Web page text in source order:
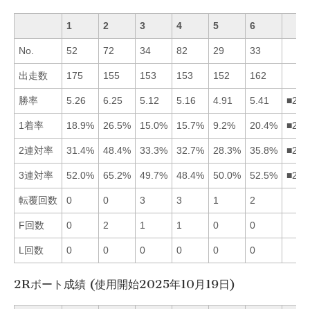
1 2 3 4 5 6
No. 52 72 34 82 29 33
出走数 175 155 153 153 152 162
勝率 5.26 6.25 5.12 5.16 4.91 5.41
1着率 18.9% 26.5% 15.0% 15.7% 9.2% 20.4%
2連対率 31.4% 48.4% 33.3% 32.7% 28.3% 35.8%
3連対率 52.0% 65.2% 49.7% 48.4% 50.0% 52.5%
転覆回数 0 0 3 3 1 2
F回数 0 2 1 1 0 0
L回数 0 0 0 0 0 0
2Rボート成績 (使用開始2025年10月19日)